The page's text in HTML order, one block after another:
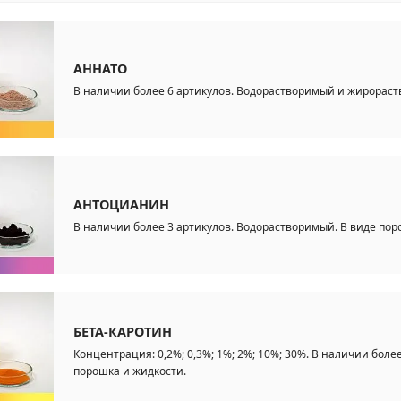
АННАТО
В наличии более 6 артикулов. Водорастворимый и
АНТОЦИАНИН
В наличии более 3 артикулов. Водорастворимый. В виде
БЕТА-КАРОТИН
Концентрация: 0,2%; 0,3%; 1%; 2%; 10%; 30%. В наличии
порошка и жидкости.